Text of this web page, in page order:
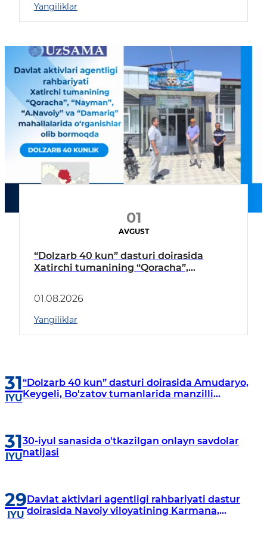
Yangiliklar
01
AVGUST
“Dolzarb 40 kun” dasturi doirasida
Xatirchi tumanining “Qoracha”,
borildi
01.08.2026
Yangiliklar
31
IYU
“Dolzarb 40 kun” dasturi doirasida Amudaryo,
Keygeli, Bo'zatov tumanlarida manzilli
31
IYU
30-iyul sanasida o'tkazilgan onlayn savdolar
natijasi
29
IYU
Davlat aktivlari agentligi rahbariyati dastur
doirasida Navoiy viloyatining Karmana,